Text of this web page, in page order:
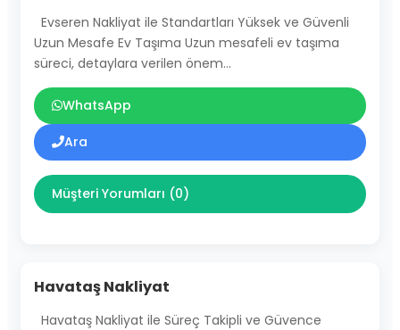
Evseren Nakliyat ile Standartları Yüksek ve Güvenli
Uzun Mesafe Ev Taşıma Uzun mesafeli ev taşıma
süreci, detaylara verilen önem…
WhatsApp
Ara
Müşteri Yorumları (0)
Havataş Nakliyat
Havataş Nakliyat ile Süreç Takipli ve Güvence